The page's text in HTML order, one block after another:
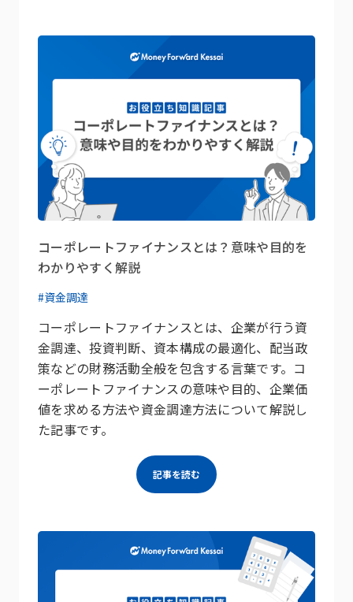
コーポレートファイナンスとは？意味や目的を
わかりやすく解説
#資金調達
コーポレートファイナンスとは、企業が行う資
金調達、投資判断、資本構成の最適化、配当政
策などの財務活動全般を包含する言葉です。コ
ーポレートファイナンスの意味や目的、企業価
値を求める方法や資金調達方法について解説し
た記事です。
記事を読む